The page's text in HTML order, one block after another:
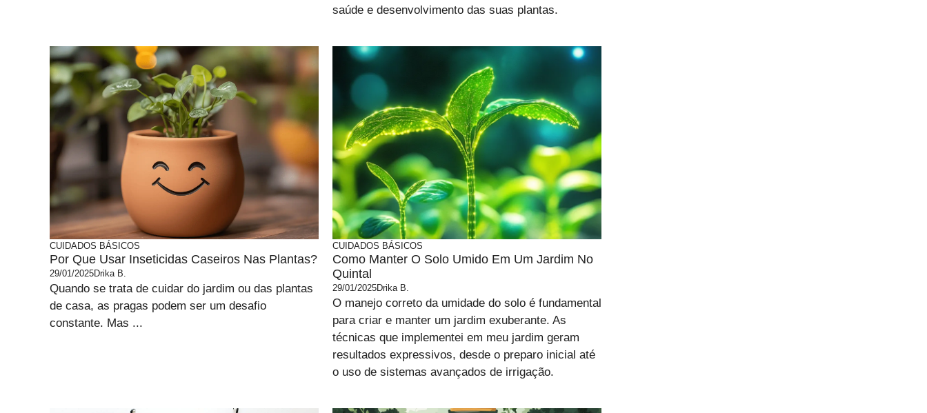
saúde e desenvolvimento das suas plantas.
CUIDADOS BÁSICOS
Por Que Usar Inseticidas Caseiros Nas Plantas?
29/01/2025Drika B.
Quando se trata de cuidar do jardim ou das plantas
de casa, as pragas podem ser um desafio
constante. Mas ...
CUIDADOS BÁSICOS
Como Manter O Solo Umido Em Um Jardim No
Quintal
29/01/2025Drika B.
O manejo correto da umidade do solo é fundamental
para criar e manter um jardim exuberante. As
técnicas que implementei em meu jardim geram
resultados expressivos, desde o preparo inicial até
o uso de sistemas avançados de irrigação.